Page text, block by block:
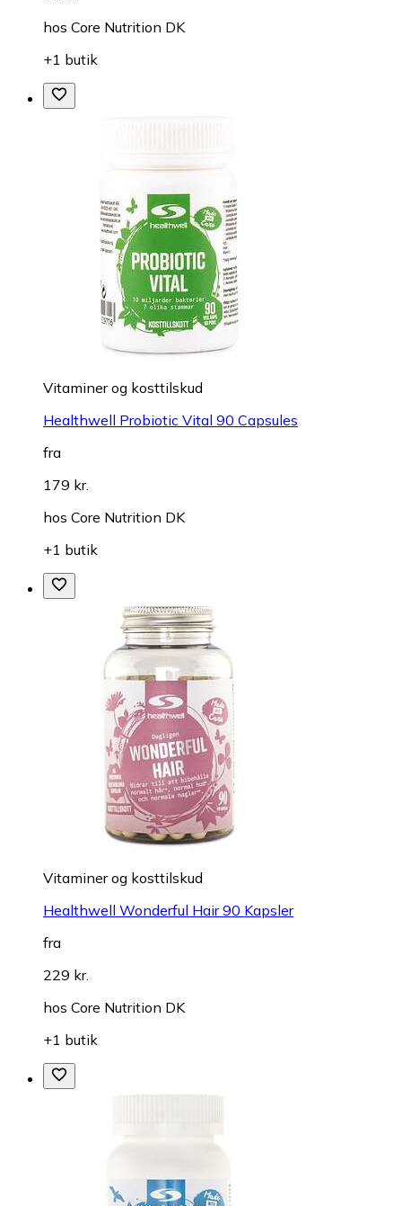
hos Core Nutrition DK
+1 butik
Vitaminer og kosttilskud
Healthwell Probiotic Vital 90 Capsules
fra
179 kr.
hos Core Nutrition DK
+1 butik
Vitaminer og kosttilskud
Healthwell Wonderful Hair 90 Kapsler
fra
229 kr.
hos Core Nutrition DK
+1 butik